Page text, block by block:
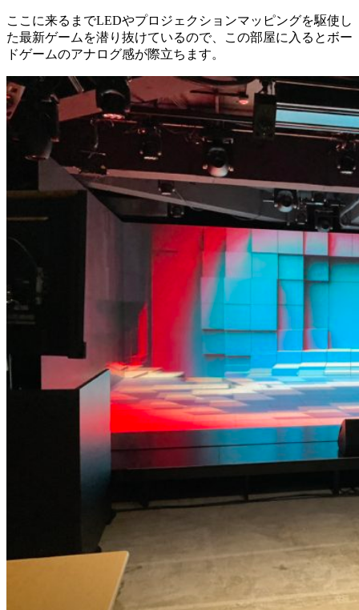
ここに来るまでLEDやプロジェクションマッピングを駆使し
た最新ゲームを潜り抜けているので、この部屋に入るとボー
ドゲームのアナログ感が際立ちます。